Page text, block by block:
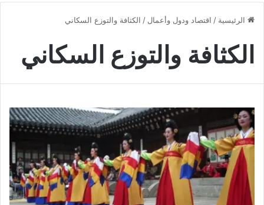
الرئيسية / اقتصاد ودول وأعمال / الكثافة والتوزع السكاني
الكثافة والتوزع السكاني